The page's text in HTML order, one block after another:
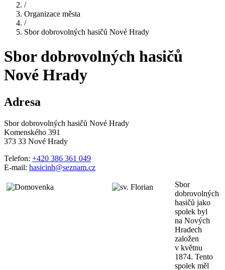
/
Organizace města
/
Sbor dobrovolných hasičů Nové Hrady
Sbor dobrovolných hasičů
Nové Hrady
Adresa
Sbor dobrovolných hasičů Nové Hrady
Komenského 391
373 33 Nové Hrady
Telefon: +420 386 361 049
E-mail: hasicinh@seznam.cz
Sbor
dobrovolných
hasičů jako
spolek byl
na Nových
Hradech
založen
v květnu
1874. Tento
spolek měl